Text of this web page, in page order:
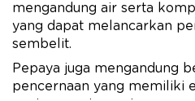
mengandung air serta
yang dapat melancarkan
sembelit.
Pepaya juga mengandung
pencernaan yang memiliki